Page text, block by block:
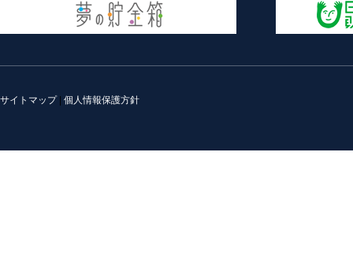
サイトマップ| 個人情報保護方針